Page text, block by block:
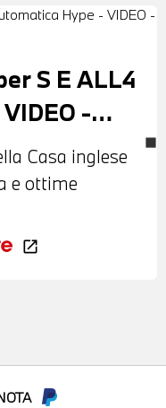
S E ALL4
-
Casa inglese
e ottime
open_in_new